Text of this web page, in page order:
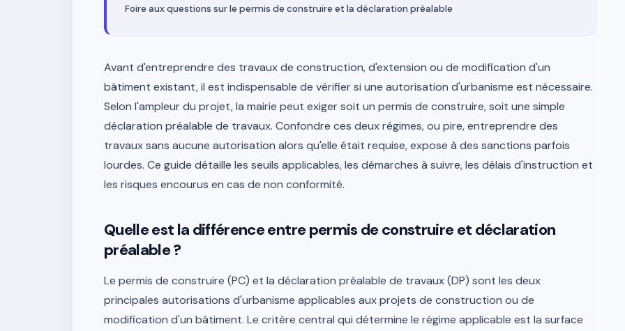
Foire aux questions sur le permis de construire et la déclaration préalable
Avant d'entreprendre des travaux de construction, d'extension ou de modification d'un
bâtiment existant, il est indispensable de vérifier si une autorisation d'urbanisme est nécessaire.
Selon l'ampleur du projet, la mairie peut exiger soit un permis de construire, soit une simple
déclaration préalable de travaux. Confondre ces deux régimes, ou pire, entreprendre des
travaux sans aucune autorisation alors qu'elle était requise, expose à des sanctions parfois
lourdes. Ce guide détaille les seuils applicables, les démarches à suivre, les délais d'instruction et
les risques encourus en cas de non conformité.
Quelle est la différence entre permis de construire et déclaration
préalable ?
Le permis de construire (PC) et la déclaration préalable de travaux (DP) sont les deux
principales autorisations d'urbanisme applicables aux projets de construction ou de
modification d'un bâtiment. Le critère central qui détermine le régime applicable est la surface